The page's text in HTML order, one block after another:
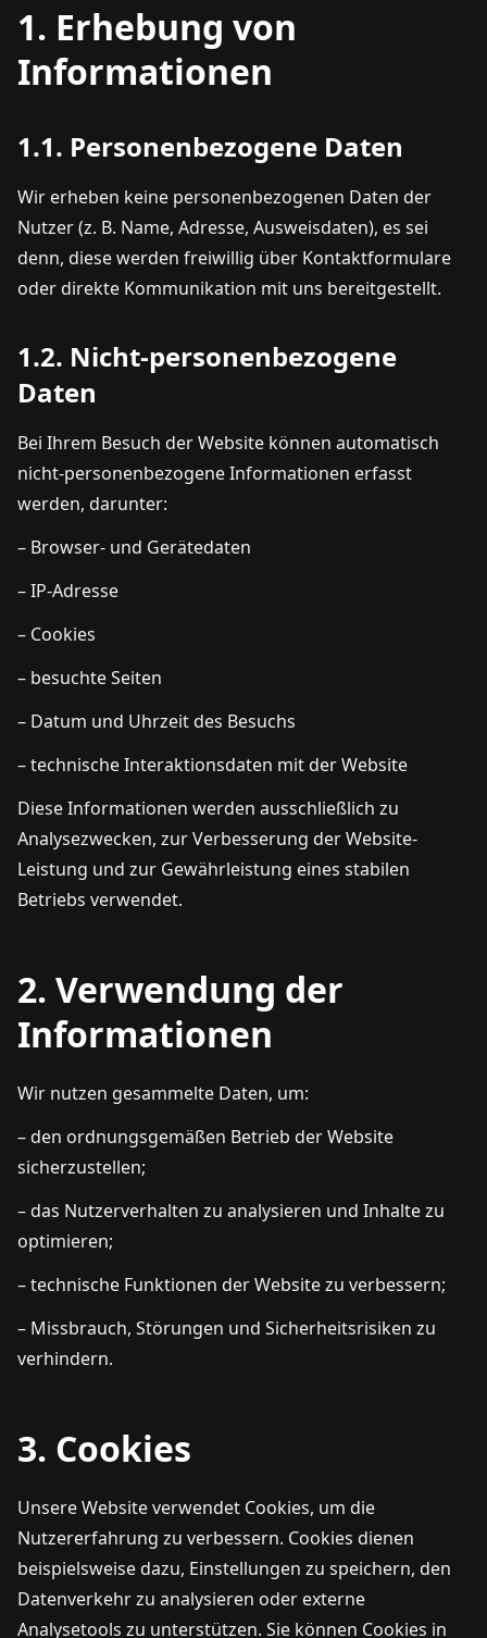
1. Erhebung von
Informationen
1.1. Personenbezogene Daten
Wir erheben keine personenbezogenen Daten der
Nutzer (z. B. Name, Adresse, Ausweisdaten), es sei
denn, diese werden freiwillig über Kontaktformulare
oder direkte Kommunikation mit uns bereitgestellt.
1.2. Nicht-personenbezogene
Daten
Bei Ihrem Besuch der Website können automatisch
nicht-personenbezogene Informationen erfasst
werden, darunter:
– Browser- und Gerätedaten
– IP-Adresse
– Cookies
– besuchte Seiten
– Datum und Uhrzeit des Besuchs
– technische Interaktionsdaten mit der Website
Diese Informationen werden ausschließlich zu
Analysezwecken, zur Verbesserung der Website-
Leistung und zur Gewährleistung eines stabilen
Betriebs verwendet.
2. Verwendung der
Informationen
Wir nutzen gesammelte Daten, um:
– den ordnungsgemäßen Betrieb der Website
sicherzustellen;
– das Nutzerverhalten zu analysieren und Inhalte zu
optimieren;
– technische Funktionen der Website zu verbessern;
– Missbrauch, Störungen und Sicherheitsrisiken zu
verhindern.
3. Cookies
Unsere Website verwendet Cookies, um die
Nutzererfahrung zu verbessern. Cookies dienen
beispielsweise dazu, Einstellungen zu speichern, den
Datenverkehr zu analysieren oder externe
Analysetools zu unterstützen. Sie können Cookies in